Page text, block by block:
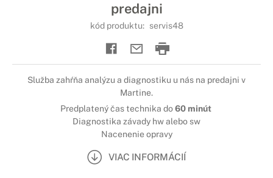
predajni
kód produktu: servis48
Služba zahŕňa analýzu a diagnostiku u nás na predajni v
Martine.
Predplatený čas technika do60 minút
Diagnostika závady hw alebo sw
Nacenenie opravy
VIAC INFORMÁCIÍ